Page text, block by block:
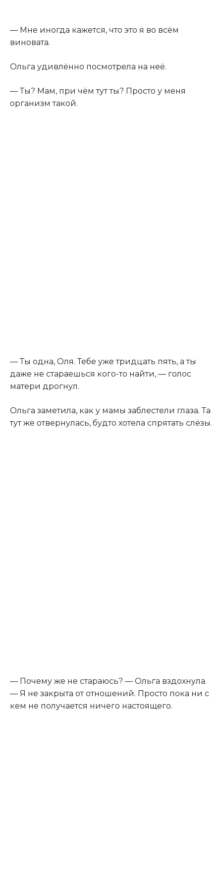
— Мне иногда кажется, что это я во всём
виновата.
Ольга удивлённо посмотрела на неё.
— Ты? Мам, при чём тут ты? Просто у меня
организм такой.
— Ты одна, Оля. Тебе уже тридцать пять, а ты
даже не стараешься кого-то найти, — голос
матери дрогнул.
Ольга заметила, как у мамы заблестели глаза. Та
тут же отвернулась, будто хотела спрятать слёзы.
— Почему же не стараюсь? — Ольга вздохнула.
— Я не закрыта от отношений. Просто пока ни с
кем не получается ничего настоящего.